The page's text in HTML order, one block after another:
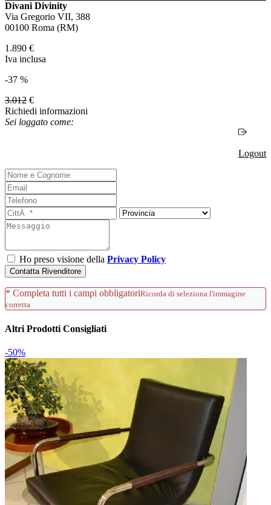
Divani Divinity
Via Gregorio VII, 388
00100 Roma (RM)
1.890 €
Iva inclusa
-37 %
3.012 €
Richiedi informazioni
Sei loggato come:
Logout
Ho preso visione della Privacy Policy
Contatta Rivenditore
* Completa tutti i campi obbligatoriRicorda di seleziona l'immagine
corretta
Altri Prodotti Consigliati
-50%